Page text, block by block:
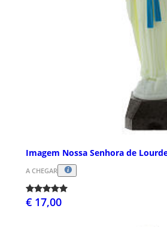
Imagem Nossa Senhora de
A CHEGAR
€ 17,00